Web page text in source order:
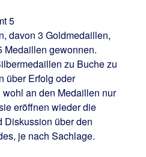
5
davon 3 Goldmedaillen,
Medaillen gewonnen.
zu Buche zu
über Erfolg oder
an den Medaillen nur
eröffnen wieder die
Diskussion über den
je nach Sachlage.